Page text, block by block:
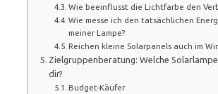
Wie beeinflusst die Lichtfarbe den
Wie messe ich den tatsächlichen
meiner Lampe?
Reichen kleine Solarpanels auch im
Zielgruppenberatung: Welche
dir?
Budget-Käufer